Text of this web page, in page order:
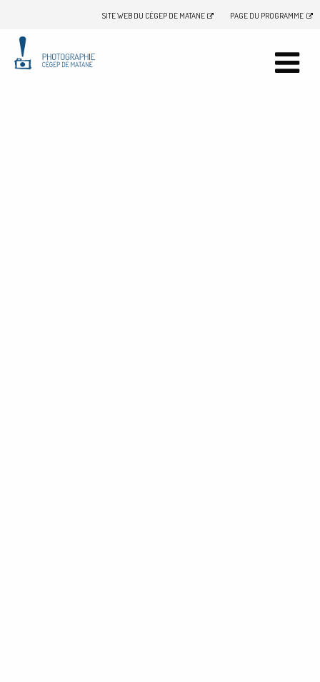
SITE WEB DU CÉGEP DE MATANE PAGE DU PROGRAMME